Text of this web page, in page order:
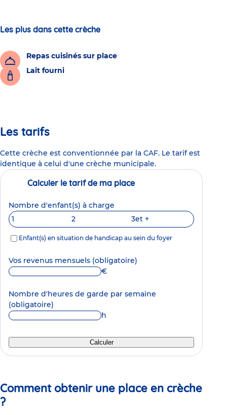
Les plus dans cette crèche
Repas cuisinés sur place
Lait fourni
Les tarifs
Cette crèche est conventionnée par la CAF. Le tarif est
identique à celui d'une crèche municipale.
Calculer le tarif de ma place
Nombre d'enfant(s) à charge
1
2 3et +
Enfant(s) en situation de handicap au sein du foyer
Vos revenus mensuels (obligatoire)
€
Nombre d'heures de garde par semaine
(obligatoire)
h
Calculer
Comment obtenir une place en crèche
?